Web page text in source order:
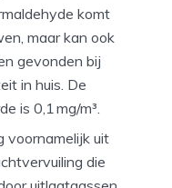
komt
maar kan ook
gevonden bij
in huis. De
is 0,1 mg/m³.
voornamelijk uit
die